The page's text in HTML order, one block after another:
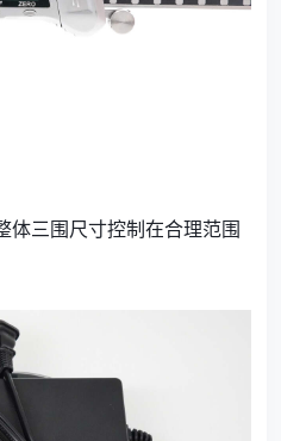
体三围尺寸控制在合理范围